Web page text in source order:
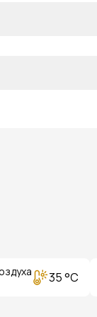
35 °C